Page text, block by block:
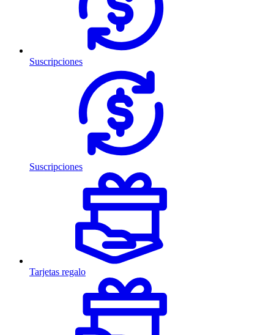
Suscripciones
Suscripciones
Tarjetas regalo